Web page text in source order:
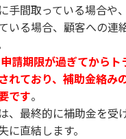
手間取っている場合や
いる場合、顧客への連
請期限が過ぎてからト
れており、補助金絡み
です。
、最終的に補助金を受
に直結します。